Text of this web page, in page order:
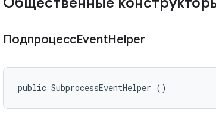
ПодпроцессEventHelper
public SubprocessEventHelper ()